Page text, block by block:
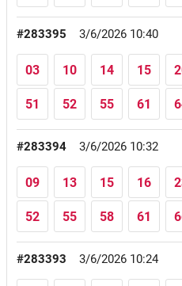
#283395 3/6/2026 10:40
03 10 14 15
51 52 55 61
#283394 3/6/2026 10:32
09 13 15 16
52 55 58 61
#283393 3/6/2026 10:24